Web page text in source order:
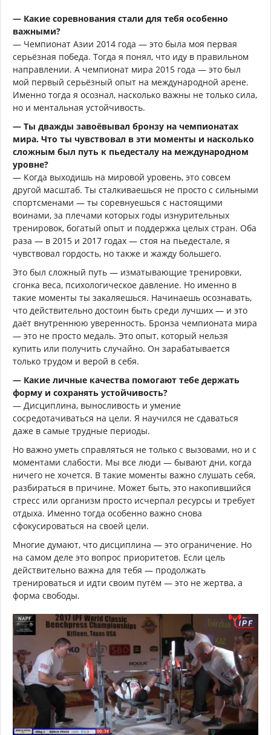
— Какие соревнования стали для тебя особенно
важными?
— Чемпионат Азии 2014 года — это была моя первая
серьёзная победа. Тогда я понял, что иду в правильном
направлении. А чемпионат мира 2015 года — это был
мой первый серьёзный опыт на международной арене.
Именно тогда я осознал, насколько важны не только сила,
но и ментальная устойчивость.
— Ты дважды завоёвывал бронзу на чемпионатах
мира. Что ты чувствовал в эти моменты и насколько
сложным был путь к пьедесталу на международном
уровне?
— Когда выходишь на мировой уровень, это совсем
другой масштаб. Ты сталкиваешься не просто с сильными
спортсменами — ты соревнуешься с настоящими
воинами, за плечами которых годы изнурительных
тренировок, богатый опыт и поддержка целых стран. Оба
раза — в 2015 и 2017 годах — стоя на пьедестале, я
чувствовал гордость, но также и жажду большего.
Это был сложный путь — изматывающие тренировки,
сгонка веса, психологическое давление. Но именно в
такие моменты ты закаляешься. Начинаешь осознавать,
что действительно достоин быть среди лучших — и это
даёт внутреннюю уверенность. Бронза чемпионата мира
— это не просто медаль. Это опыт, который нельзя
купить или получить случайно. Он зарабатывается
только трудом и верой в себя.
— Какие личные качества помогают тебе держать
форму и сохранять устойчивость?
— Дисциплина, выносливость и умение
сосредотачиваться на цели. Я научился не сдаваться
даже в самые трудные периоды.
Но важно уметь справляться не только с вызовами, но и с
моментами слабости. Мы все люди — бывают дни, когда
ничего не хочется. В такие моменты важно слушать себя,
разбираться в причине. Может быть, это накопившийся
стресс или организм просто исчерпал ресурсы и требует
отдыха. Именно тогда особенно важно снова
сфокусироваться на своей цели.
Многие думают, что дисциплина — это ограничение. Но
на самом деле это вопрос приоритетов. Если цель
действительно важна для тебя — продолжать
тренироваться и идти своим путём — это не жертва, а
форма свободы.